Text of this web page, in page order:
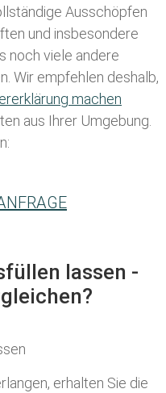
Ausschöpfen
und insbesondere
noch viele andere
Wir empfehlen deshalb,
machen
aus Ihrer Umgebung.
lassen -
erhalten Sie die